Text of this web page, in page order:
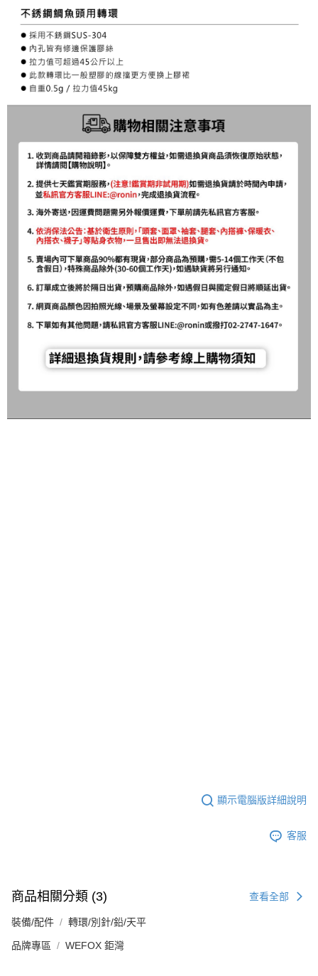
顯示電腦版詳細說明
客服
商品相關分類 (3) 查看全部
裝備/配件 轉環/別針/鉛/天平
品牌專區 WEFOX 鉅灣